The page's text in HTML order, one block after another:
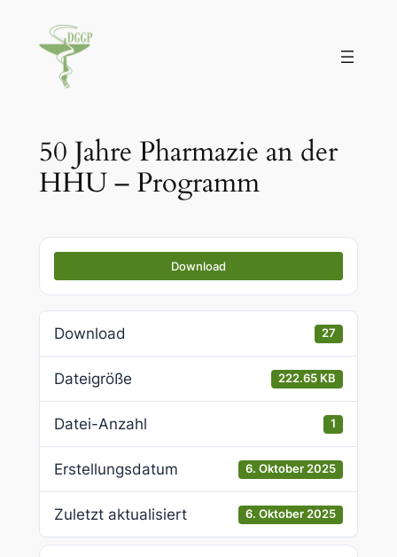
Inhalt
springen
50 Jahre Pharmazie an der
HHU – Programm
Download
Download 27
Dateigröße 222.65 KB
Datei-Anzahl 1
Erstellungsdatum 6. Oktober 2025
Zuletzt aktualisiert 6. Oktober 2025